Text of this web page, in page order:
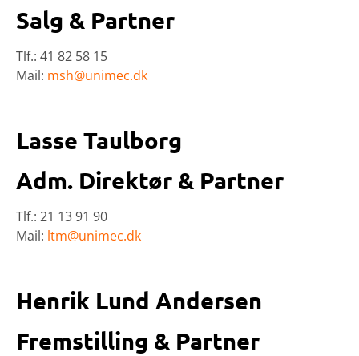
Salg & Partner
Tlf.: 41 82 58 15
Mail: msh@unimec.dk
Lasse Taulborg
Adm. Direktør & Partner
Tlf.: 21 13 91 90
Mail: ltm@unimec.dk
Henrik Lund Andersen
Fremstilling & Partner